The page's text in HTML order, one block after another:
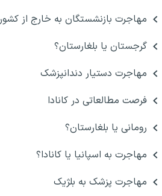
مهاجرت بازنشستگان به خارج از کشور
گرجستان یا بلغارستان؟
مهاجرت دستیار دندانپزشک
فرصت مطالعاتی در کانادا
رومانی یا بلغارستان؟
مهاجرت به اسپانیا یا کانادا؟
مهاجرت پزشک به بلژیک